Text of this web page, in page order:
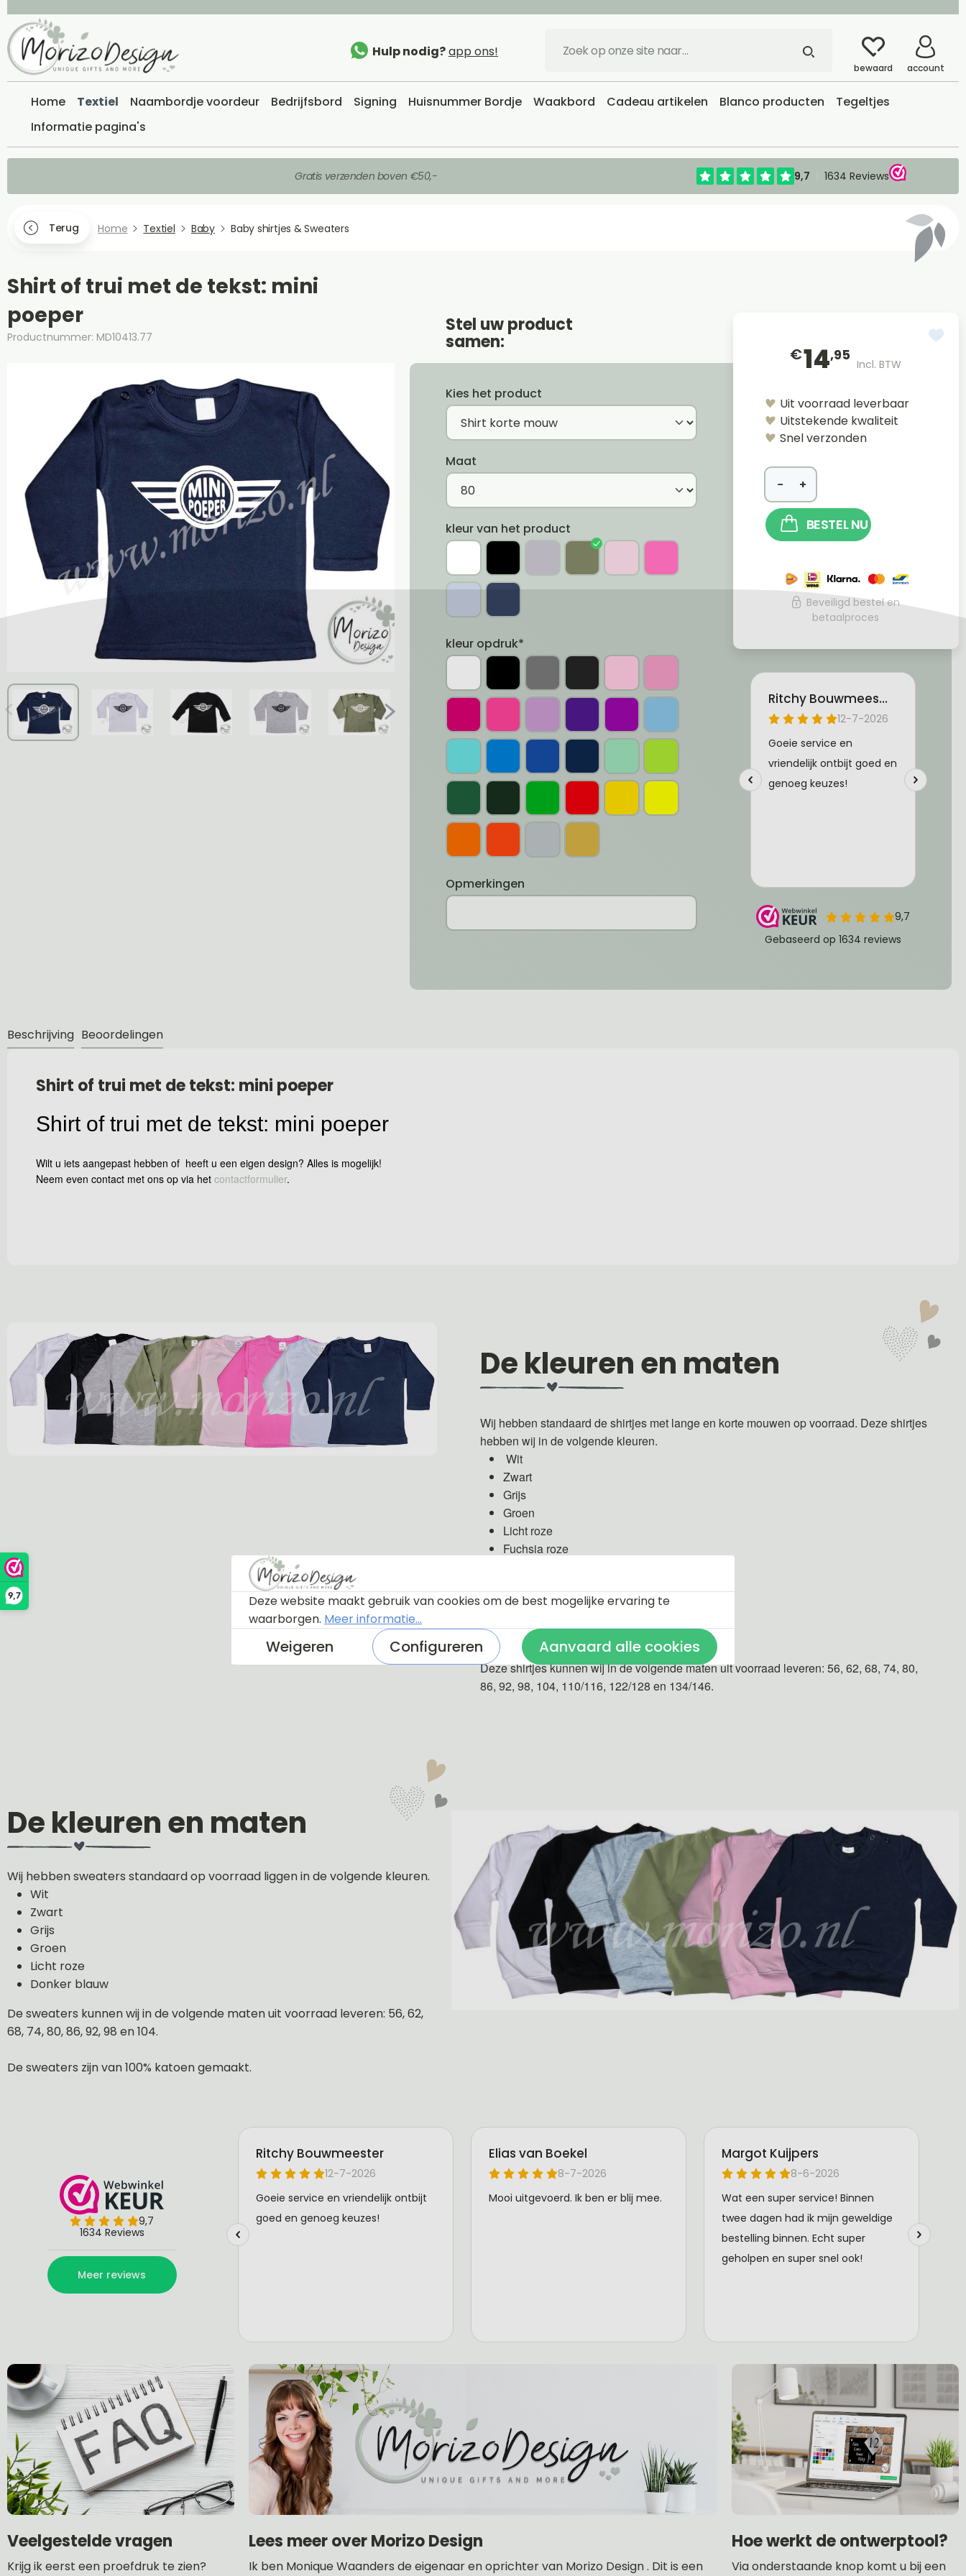
9,7
Hulp nodig?app ons!
bewaard account
Home Textiel Naambordje voordeur Bedrijfsbord Signing Huisnummer Bordje Waakbord Cadeau artikelen Blanco producten
Tegeltjes
Informatie pagina's
Gratis verzenden boven €50,-
Terug Home Textiel Baby Baby shirtjes & Sweaters
Shirt of trui met de tekst: mini
poeper
Productnummer: MD10413.77
Stel uw product
samen:
Kies het product
Maat
kleur van het product
kleur opdruk*
Opmerkingen
€14,95
Incl. BTW
Uit voorraad leverbaar
Uitstekende kwaliteit
Snel verzonden
− +
BESTEL NU
Beveiligd bestel en
betaalproces
Beschrijving Beoordelingen
Shirt of trui met de tekst: mini poeper
Shirt of trui met de tekst: mini poeper
Wilt u iets aangepast hebben of heeft u een eigen design? Alles is mogelijk!
Neem even contact met ons op via het contactformulier.
De kleuren en maten
Wij hebben standaard de shirtjes met lange en korte mouwen op voorraad. Deze shirtjes
hebben wij in de volgende kleuren.
Wit
Zwart
Grijs
Groen
Licht roze
Fuchsia roze
De shirtjes zijn van 100% katoen gemaakt.
Deze shirtjes kunnen wij in de volgende maten uit voorraad leveren: 56, 62, 68, 74, 80,
86, 92, 98, 104, 110/116, 122/128 en 134/146.
De kleuren en maten
Wij hebben sweaters standaard op voorraad liggen in de volgende kleuren.
Wit
Zwart
Grijs
Groen
Licht roze
Donker blauw
De sweaters kunnen wij in de volgende maten uit voorraad leveren: 56, 62,
68, 74, 80, 86, 92, 98 en 104.
De sweaters zijn van 100% katoen gemaakt.
Veelgestelde vragen
Krijg ik eerst een proefdruk te zien?
Lees meer over Morizo Design
Ik ben Monique Waanders de eigenaar en oprichter van Morizo Design . Dit is een
Hoe werkt de ontwerptool?
Via onderstaande knop komt u bij een
Deze website maakt gebruik van cookies om de best mogelijke ervaring te
waarborgen. Meer informatie...
Weigeren Configureren Aanvaard alle cookies